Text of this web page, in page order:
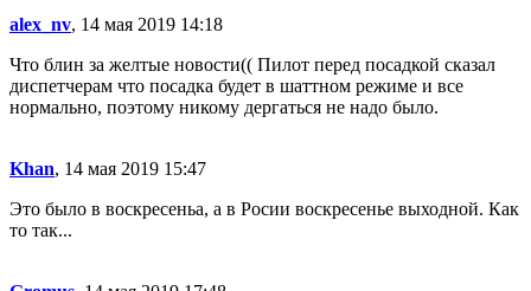
alex_nv, 14 мая 2019 14:18
Что блин за желтые новости(( Пилот перед посадкой сказал
диспетчерам что посадка будет в шаттном режиме и все
нормально, поэтому никому дергаться не надо было.
Khan, 14 мая 2019 15:47
Это было в воскресеньа, а в Росии воскресенье выходной. Как
то так...